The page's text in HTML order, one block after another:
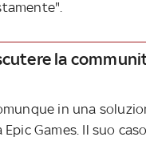
la
in una
Epic Games. Il suo